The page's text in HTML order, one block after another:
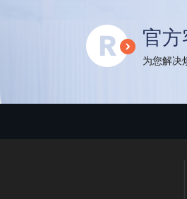
官
为您解决